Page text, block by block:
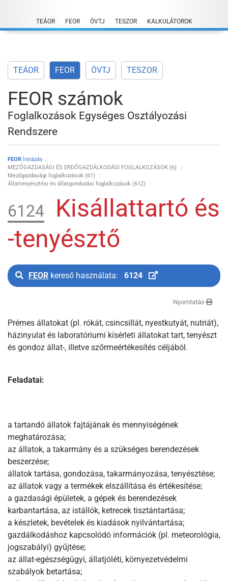
content
TEÁOR FEOR ÖVTJ TESZOR KALKULÁTOROK
TEÁOR FEOR ÖVTJ TESZOR
FEOR számok
Foglalkozások Egységes Osztályozási
Rendszere
FEOR listázás
MEZŐGAZDASÁGI ÉS ERDŐGAZDÁLKODÁSI FOGLALKOZÁSOK (6)
Mezőgazdasági foglalkozások (61)
Állattenyésztési és állatgondozási foglalkozások (612)
6124
Kisállattartó és
-tenyésztő
FEOR kereső használata: 6124
Nyomtatás
Prémes állatokat (pl. rókát, csincsillát, nyestkutyát, nutriát),
házinyulat és laboratóriumi kísérleti állatokat tart, tenyészt
és gondoz állat-, illetve szőrmeértékesítés céljából.
Feladatai:
a tartandó állatok fajtájának és mennyiségének
meghatározása;
az állatok, a takarmány és a szükséges berendezések
beszerzése;
állatok tartása, gondozása, takarmányozása, tenyésztése;
az állatok vagy a termékek elszállítása és értékesítése;
a gazdasági épületek, a gépek és berendezések
karbantartása, az istállók, ketrecek tisztántartása;
a készletek, bevételek és kiadások nyilvántartása;
gazdálkodáshoz kapcsolódó információk (pl. meteorológia,
jogszabályi) gyűjtése;
az állat-egészségügyi, állatjóléti, környezetvédelmi
szabályok betartása;